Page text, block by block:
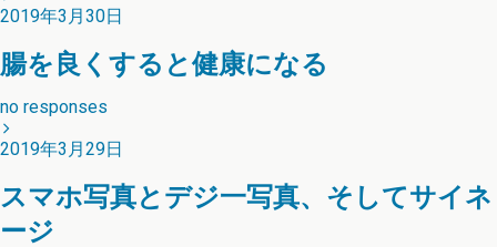
2019年3月30日
腸を良くすると健康になる
no responses
2019年3月29日
スマホ写真とデジ一写真、そしてサイネ
ージ